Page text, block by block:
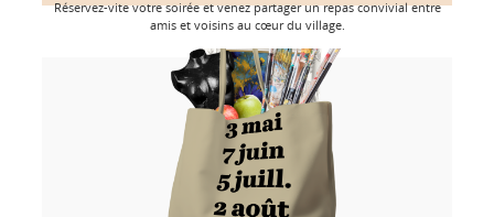
Réservez-vite votre soirée et venez partager un repas convivial entre
amis et voisins au cœur du village.